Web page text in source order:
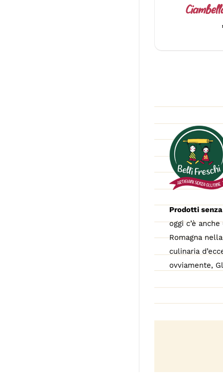
Prodotti
oggi c’è anche
Romagna
culinaria
ovviamente,